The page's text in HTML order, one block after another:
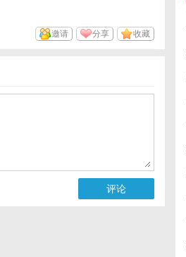
收藏
分享
邀请
评论